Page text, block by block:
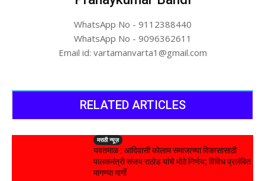
WhatsApp No - 9112388440
WhatsApp No - 9096362611
Email id: vartamanvarta1@gmail.com
RELATED ARTICLES
मराठी न्यूज़
यवतमाळ : आदिवासी कोलाम समाजाच्या विकासासाठी
पालकमंत्री संजय राठोड यांचे मोठे निर्णय; विविध प्रलंबित
मागण्या मार्गी